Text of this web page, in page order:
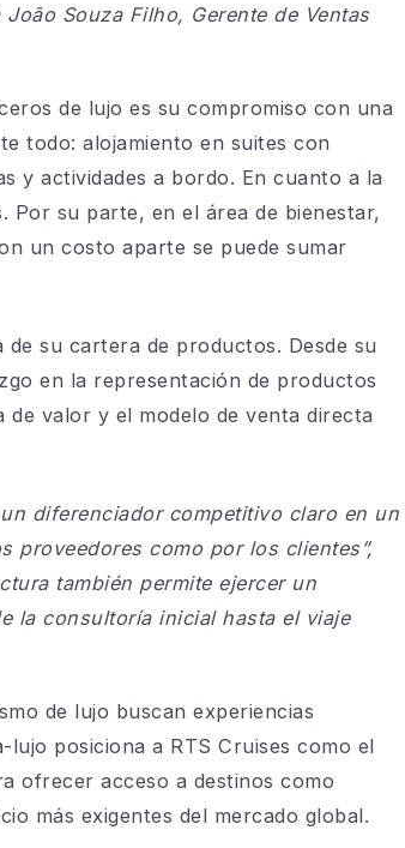
Souza Filho, Gerente de Ventas
de lujo es su compromiso con una
todo: alojamiento en suites con
y actividades a bordo. En cuanto a la
su parte, en el área de bienestar,
un costo aparte se puede sumar
su cartera de productos. Desde su
en la representación de productos
valor y el modelo de venta directa
diferenciador competitivo claro en un
proveedores como por los clientes”,
también permite ejercer un
la consultoría inicial hasta el viaje
de lujo buscan experiencias
posiciona a RTS Cruises como el
ofrecer acceso a destinos como
más exigentes del mercado global.